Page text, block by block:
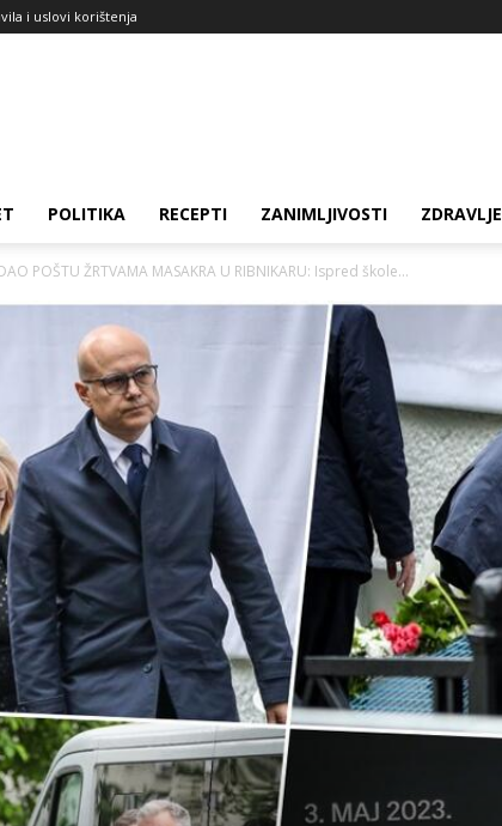
i uslovi korištenja
POLITIKA RECEPTI ZANIMLJIVOSTI ZDRAVLJE
POŠTU ŽRTVAMA MASAKRA U RIBNIKARU: Ispred škole...